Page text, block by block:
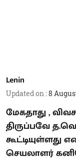
Lenin
Updated on :8
மேகதாது ,
திருப்பவே
கூட்டியுள்ளது
செயலாளர்